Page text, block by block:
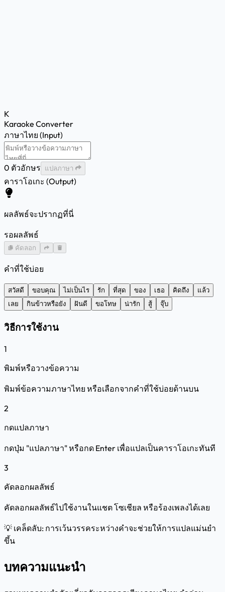
K
Karaoke Converter
ภาษาไทย (Input)
0 ตัวอักษร แปลภาษา
คาราโอเกะ (Output)
ผลลัพธ์จะปรากฏที่นี่
รอผลลัพธ์
คัดลอก
คำที่ใช้บ่อย
สวัสดี ขอบคุณ ไม่เป็นไร รัก ที่สุด ของ เธอ คิดถึง
แล้ว
เลย
กินข้าวหรือยัง ฝันดี ขอโทษ น่ารัก สู้ จุ๊บ
วิธีการใช้งาน
1
พิมพ์หรือวางข้อความ
พิมพ์ข้อความภาษาไทย หรือเลือกจากคำที่ใช้บ่อยด้านบน
2
กดแปลภาษา
กดปุ่ม "แปลภาษา" หรือกด Enter เพื่อแปลเป็นคาราโอเกะทันที
3
คัดลอกผลลัพธ์
คัดลอกผลลัพธ์ไปใช้งานในแชต โซเชียล หรือร้องเพลงได้เลย
💡 เคล็ดลับ: การเว้นวรรคระหว่างคำจะช่วยให้การแปลแม่นยำ
ขึ้น
บทความแนะนำ